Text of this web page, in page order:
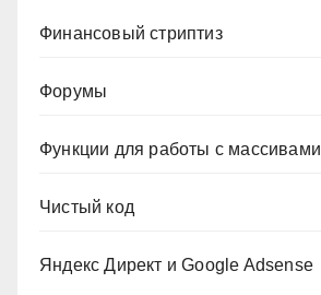
Финансовый стриптиз
Форумы
Функции для работы с массивами
Чистый код
Яндекс Директ и Google Adsense